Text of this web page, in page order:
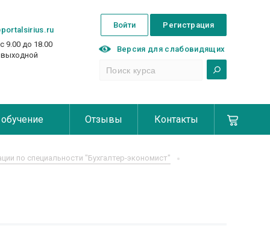
9.00 до 18.00
Регистрация
Войти
Версия для слабовидящих
Отзывы Контакты
по специальности "Бухгалтер-экономист"